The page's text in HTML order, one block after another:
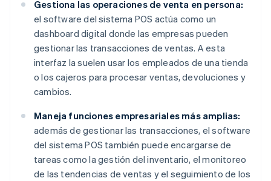
Gestiona las operaciones de venta en persona:
el software del sistema POS actúa como un
dashboard digital donde las empresas pueden
gestionar las transacciones de ventas. A esta
interfaz la suelen usar los empleados de una tienda
o los cajeros para procesar ventas, devoluciones y
cambios.
Maneja funciones empresariales más amplias:
además de gestionar las transacciones, el software
del sistema POS también puede encargarse de
tareas como la gestión del inventario, el monitoreo
de las tendencias de ventas y el seguimiento de los